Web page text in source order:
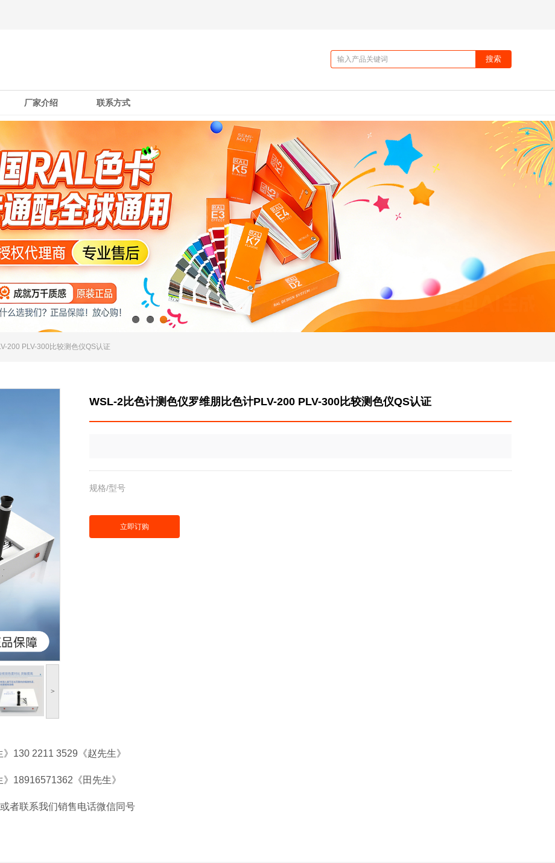
厂家介绍 联系方式
200 PLV-300比较测色仪QS认证
>
WSL-2比色计测色仪罗维朋比色计PLV-200 PLV-300比较测色仪QS认证
规格/型号
立即订购
130 2211 3529《赵先生》
18916571362《田先生》
者联系我们销售电话微信同号